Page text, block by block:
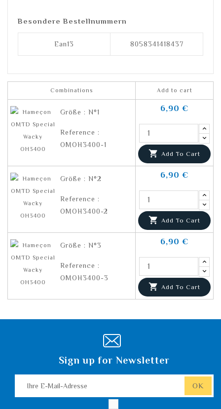
Besondere Bestellnummern
Ean13 8058341418437
Combinations Add to cart
Größe : N°1
Reference :
OMOH3400-1
6,90 €
 Add To Cart
Größe : N°2
Reference :
OMOH3400-2
6,90 €
 Add To Cart
Größe : N°3
Reference :
OMOH3400-3
6,90 €
 Add To Cart
Sign up for Newsletter